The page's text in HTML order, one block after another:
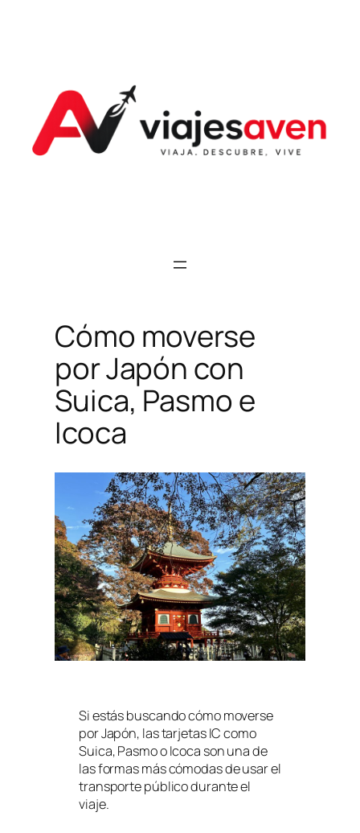
contenido
Cómo moverse
por Japón con
Suica, Pasmo e
Icoca
Si estás buscando cómo moverse
por Japón, las tarjetas IC como
Suica, Pasmo o Icoca son una de
las formas más cómodas de usar el
transporte público durante el
viaje.